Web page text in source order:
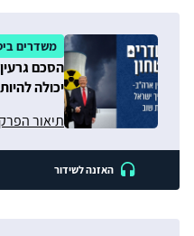
משדרים
הסכם
יכולה
תיאור
האזנה לשידור